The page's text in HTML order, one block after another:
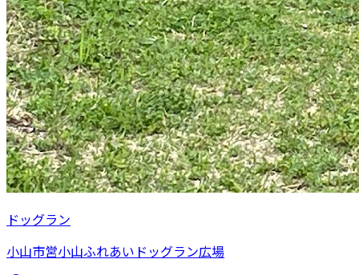
ドッグラン
小山市営小山ふれあいドッグラン広場